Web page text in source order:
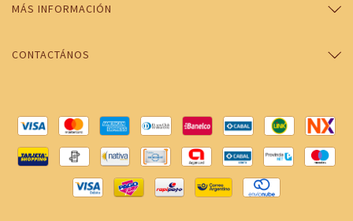
MÁS INFORMACIÓN
CONTACTÁNOS